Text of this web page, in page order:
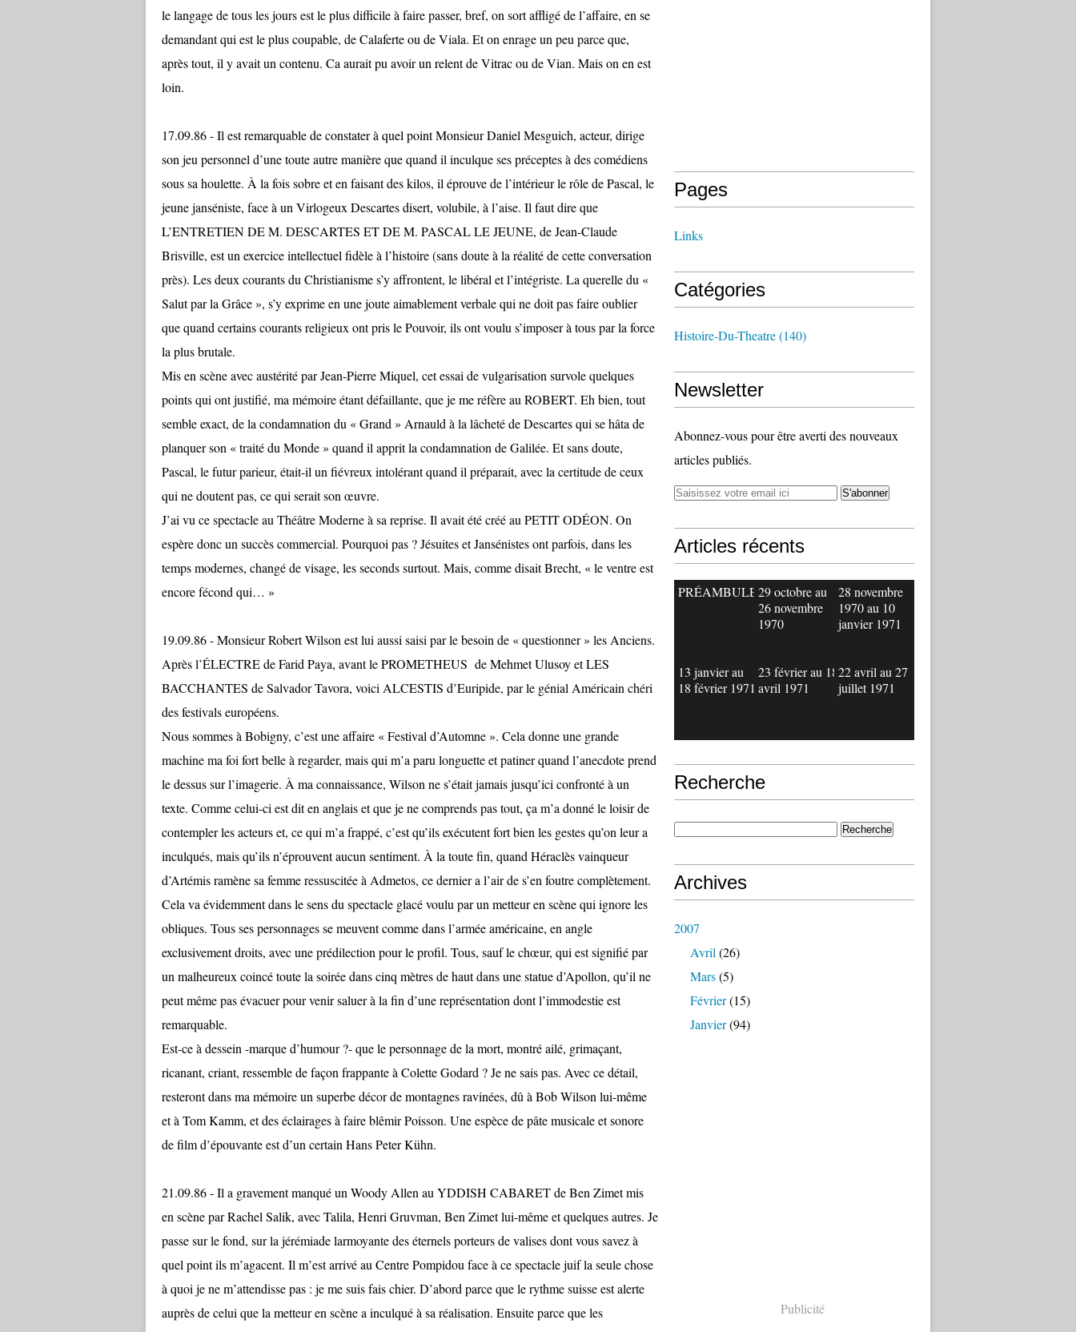
le langage de tous les jours est le plus difficile à faire passer, bref, on sort affligé de l’affaire, en se
demandant qui est le plus coupable, de Calaferte ou de Viala. Et on enrage un peu parce que,
après tout, il y avait un contenu. Ca aurait pu avoir un relent de Vitrac ou de Vian. Mais on en est
loin.
17.09.86 - Il est remarquable de constater à quel point Monsieur Daniel Mesguich, acteur, dirige
son jeu personnel d’une toute autre manière que quand il inculque ses préceptes à des comédiens
sous sa houlette. À la fois sobre et en faisant des kilos, il éprouve de l’intérieur le rôle de Pascal, le
jeune janséniste, face à un Virlogeux Descartes disert, volubile, à l’aise. Il faut dire que
L’ENTRETIEN DE M. DESCARTES ET DE M. PASCAL LE JEUNE, de Jean-Claude
Brisville, est un exercice intellectuel fidèle à l’histoire (sans doute à la réalité de cette conversation
près). Les deux courants du Christianisme s’y affrontent, le libéral et l’intégriste. La querelle du «
Salut par la Grâce », s’y exprime en une joute aimablement verbale qui ne doit pas faire oublier
que quand certains courants religieux ont pris le Pouvoir, ils ont voulu s’imposer à tous par la force
la plus brutale.
Mis en scène avec austérité par Jean-Pierre Miquel, cet essai de vulgarisation survole quelques
points qui ont justifié, ma mémoire étant défaillante, que je me réfère au ROBERT. Eh bien, tout
semble exact, de la condamnation du « Grand » Arnauld à la lâcheté de Descartes qui se hâta de
planquer son « traité du Monde » quand il apprit la condamnation de Galilée. Et sans doute,
Pascal, le futur parieur, était-il un fiévreux intolérant quand il préparait, avec la certitude de ceux
qui ne doutent pas, ce qui serait son œuvre.
J’ai vu ce spectacle au Théâtre Moderne à sa reprise. Il avait été créé au PETIT ODÉON. On
espère donc un succès commercial. Pourquoi pas ? Jésuites et Jansénistes ont parfois, dans les
temps modernes, changé de visage, les seconds surtout. Mais, comme disait Brecht, « le ventre est
encore fécond qui… »
19.09.86 - Monsieur Robert Wilson est lui aussi saisi par le besoin de « questionner » les Anciens.
Après l’ÉLECTRE de Farid Paya, avant le PROMETHEUS de Mehmet Ulusoy et LES
BACCHANTES de Salvador Tavora, voici ALCESTIS d’Euripide, par le génial Américain chéri
des festivals européens.
Nous sommes à Bobigny, c’est une affaire « Festival d’Automne ». Cela donne une grande
machine ma foi fort belle à regarder, mais qui m’a paru longuette et patiner quand l’anecdote prend
le dessus sur l’imagerie. À ma connaissance, Wilson ne s’était jamais jusqu’ici confronté à un
texte. Comme celui-ci est dit en anglais et que je ne comprends pas tout, ça m’a donné le loisir de
contempler les acteurs et, ce qui m’a frappé, c’est qu’ils exécutent fort bien les gestes qu’on leur a
inculqués, mais qu’ils n’éprouvent aucun sentiment. À la toute fin, quand Héraclès vainqueur
d’Artémis ramène sa femme ressuscitée à Admetos, ce dernier a l’air de s’en foutre complètement.
Cela va évidemment dans le sens du spectacle glacé voulu par un metteur en scène qui ignore les
obliques. Tous ses personnages se meuvent comme dans l’armée américaine, en angle
exclusivement droits, avec une prédilection pour le profil. Tous, sauf le chœur, qui est signifié par
un malheureux coincé toute la soirée dans cinq mètres de haut dans une statue d’Apollon, qu’il ne
peut même pas évacuer pour venir saluer à la fin d’une représentation dont l’immodestie est
remarquable.
Est-ce à dessein -marque d’humour ?- que le personnage de la mort, montré ailé, grimaçant,
ricanant, criant, ressemble de façon frappante à Colette Godard ? Je ne sais pas. Avec ce détail,
resteront dans ma mémoire un superbe décor de montagnes ravinées, dû à Bob Wilson lui-même
et à Tom Kamm, et des éclairages à faire blêmir Poisson. Une espèce de pâte musicale et sonore
de film d’épouvante est d’un certain Hans Peter Kühn.
21.09.86 - Il a gravement manqué un Woody Allen au YDDISH CABARET de Ben Zimet mis
en scène par Rachel Salik, avec Talila, Henri Gruvman, Ben Zimet lui-même et quelques autres. Je
passe sur le fond, sur la jérémiade larmoyante des éternels porteurs de valises dont vous savez à
quel point ils m’agacent. Il m’est arrivé au Centre Pompidou face à ce spectacle juif la seule chose
à quoi je ne m’attendisse pas : je me suis fais chier. D’abord parce que le rythme suisse est alerte
auprès de celui que la metteur en scène a inculqué à sa réalisation. Ensuite parce que les
Pages
Links
Catégories
Histoire-Du-Theatre(140)
Newsletter
Abonnez-vous pour être averti des nouveaux
articles publiés.
Articles récents
PRÉAMBULE 29 octobre au
26 novembre
1970
28 novembre
1970 au 10
janvier 1971
13 janvier au
18 février 1971
23 février au 18
avril 1971
22 avril au 27
juillet 1971
Recherche
Archives
2007
Avril (26)
Mars(5)
Février(15)
Janvier(94)
Publicité